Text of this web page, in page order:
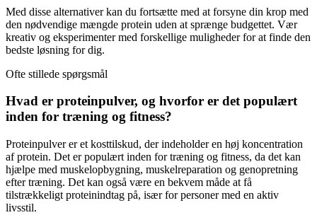
Med disse alternativer kan du fortsætte med at forsyne din krop med
den nødvendige mængde protein uden at sprænge budgettet. Vær
kreativ og eksperimenter med forskellige muligheder for at finde den
bedste løsning for dig.
Ofte stillede spørgsmål
Hvad er proteinpulver, og hvorfor er det populært
inden for træning og fitness?
Proteinpulver er et kosttilskud, der indeholder en høj koncentration
af protein. Det er populært inden for træning og fitness, da det kan
hjælpe med muskelopbygning, muskelreparation og genopretning
efter træning. Det kan også være en bekvem måde at få
tilstrækkeligt proteinindtag på, især for personer med en aktiv
livsstil.